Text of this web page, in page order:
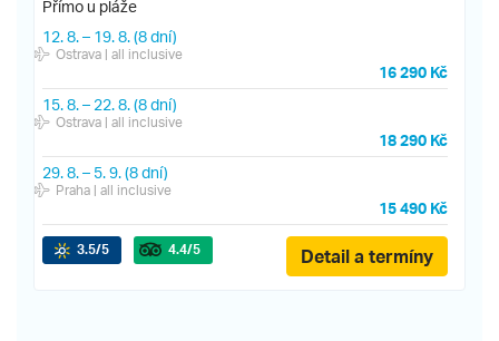
Přímo u pláže
12. 8.– 19. 8.(8 dní)
Ostrava| all inclusive
16 290 Kč
15. 8.– 22. 8.(8 dní)
Ostrava| all inclusive
18 290 Kč
29. 8.– 5. 9.(8 dní)
Praha| all inclusive
15 490 Kč
3.5/5 4.4/5 Detail a termíny